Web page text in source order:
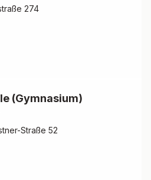
274
(Gymnasium)
Straße 52